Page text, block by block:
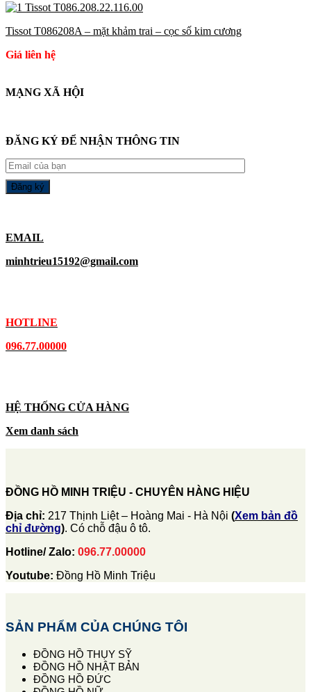
Tissot T086208A – mặt khảm trai – cọc số kim cương
Giá liên hệ
MẠNG XÃ HỘI
ĐĂNG KÝ ĐỂ NHẬN THÔNG TIN
EMAIL
minhtrieu15192@gmail.com
HOTLINE
096.77.00000
HỆ THỐNG CỬA HÀNG
Xem danh sách
ĐỒNG HỒ MINH TRIỆU - CHUYÊN HÀNG HIỆU
Địa chỉ: 217 Thịnh Liệt – Hoàng Mai - Hà Nội (Xem bản đồ
chỉ đường). Có chỗ đậu ô tô.
Hotline/ Zalo: 096.77.00000
Youtube: Đồng Hồ Minh Triệu
SẢN PHẨM CỦA CHÚNG TÔI
ĐỒNG HỒ THỤY SỸ
ĐỒNG HỒ NHẬT BẢN
ĐỒNG HỒ ĐỨC